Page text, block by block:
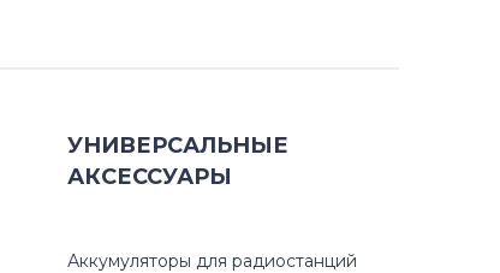
УНИВЕРСАЛЬНЫЕ
АКСЕССУАРЫ
Аккумуляторы для радиостанций